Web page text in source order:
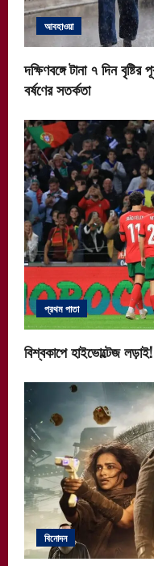
আবহাওয়া
দক্ষিণবঙ্গে টানা ৭ দিন
বর্ষণের সতর্কতা
প্রথম পাতা
বিশ্বকাপে হাইভোল্টেজ
বিনোদন